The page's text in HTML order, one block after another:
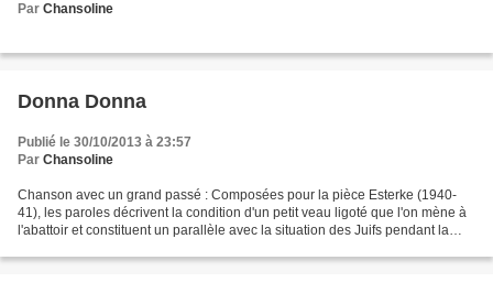
Par Chansoline
Donna Donna
Publié le 30/10/2013 à 23:57
Par Chansoline
Chanson avec un grand passé : Composées pour la pièce Esterke (1940-
41), les paroles décrivent la condition d'un petit veau ligoté que l'on mène à
l'abattoir et constituent un parallèle avec la situation des Juifs pendant la